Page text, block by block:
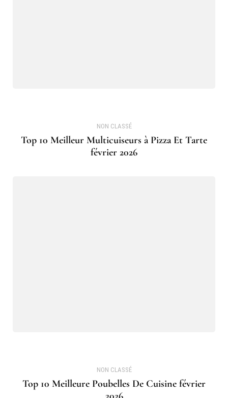
NON CLASSÉ
Top 10 Meilleur Multicuiseurs à Pizza Et Tarte
février 2026
NON CLASSÉ
Top 10 Meilleure Poubelles De Cuisine février